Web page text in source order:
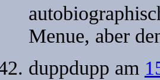
Menue, aber
duppdupp am